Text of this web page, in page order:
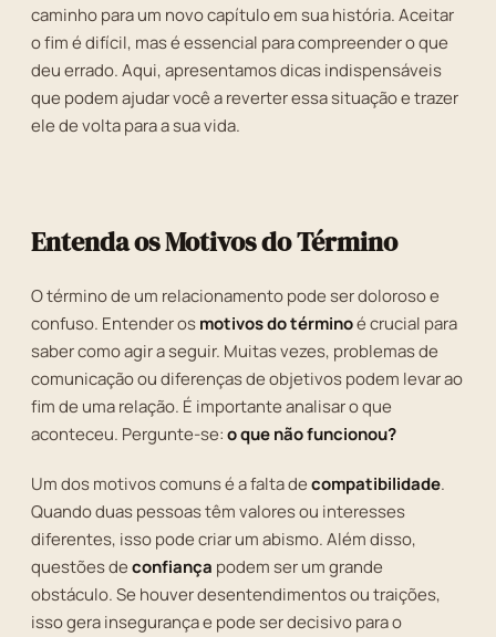
caminho para um novo capítulo em sua história. Aceitar
o fim é difícil, mas é essencial para compreender o que
deu errado. Aqui, apresentamos dicas indispensáveis
que podem ajudar você a reverter essa situação e trazer
ele de volta para a sua vida.
Entenda os Motivos do Término
O término de um relacionamento pode ser doloroso e
confuso. Entender osmotivos do términoé crucial para
saber como agir a seguir. Muitas vezes, problemas de
comunicação ou diferenças de objetivos podem levar ao
fim de uma relação. É importante analisar o que
aconteceu. Pergunte-se:o que não funcionou?
Um dos motivos comuns é a falta decompatibilidade.
Quando duas pessoas têm valores ou interesses
diferentes, isso pode criar um abismo. Além disso,
questões deconfiança podem ser um grande
obstáculo. Se houver desentendimentos ou traições,
isso gera insegurança e pode ser decisivo para o